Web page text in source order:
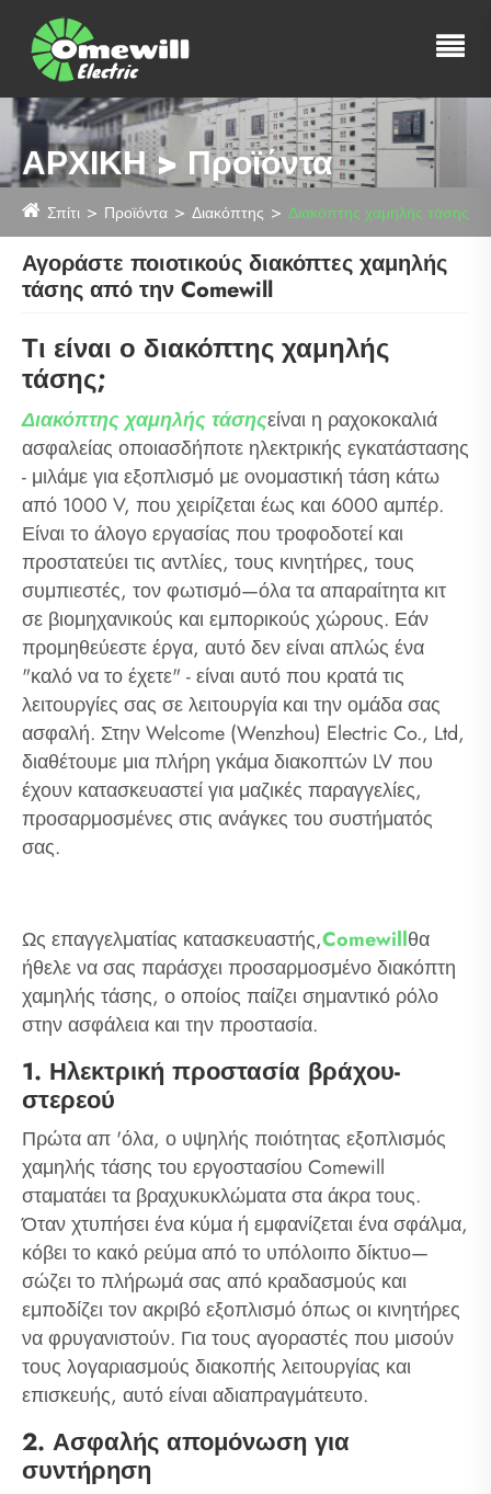
ΑΡΧΙΚΗ > Προϊόντα
Σπίτι Προϊόντα Διακόπτης Διακόπτης χαμηλής τάσης
Αγοράστε ποιοτικούς διακόπτες χαμηλής
τάσης από την Comewill
Τι είναι ο διακόπτης χαμηλής
τάσης;
Διακόπτης χαμηλής τάσηςείναι η ραχοκοκαλιά
ασφαλείας οποιασδήποτε ηλεκτρικής εγκατάστασης
- μιλάμε για εξοπλισμό με ονομαστική τάση κάτω
από 1000 V, που χειρίζεται έως και 6000 αμπέρ.
Είναι το άλογο εργασίας που τροφοδοτεί και
προστατεύει τις αντλίες, τους κινητήρες, τους
συμπιεστές, τον φωτισμό—όλα τα απαραίτητα κιτ
σε βιομηχανικούς και εμπορικούς χώρους. Εάν
προμηθεύεστε έργα, αυτό δεν είναι απλώς ένα
"καλό να το έχετε" - είναι αυτό που κρατά τις
λειτουργίες σας σε λειτουργία και την ομάδα σας
ασφαλή. Στην Welcome (Wenzhou) Electric Co., Ltd,
διαθέτουμε μια πλήρη γκάμα διακοπτών LV που
έχουν κατασκευαστεί για μαζικές παραγγελίες,
προσαρμοσμένες στις ανάγκες του συστήματός
σας.
Ως επαγγελματίας κατασκευαστής,Comewillθα
ήθελε να σας παράσχει προσαρμοσμένο διακόπτη
χαμηλής τάσης, ο οποίος παίζει σημαντικό ρόλο
στην ασφάλεια και την προστασία.
1. Ηλεκτρική προστασία βράχου-
στερεού
Πρώτα απ 'όλα, ο υψηλής ποιότητας εξοπλισμός
χαμηλής τάσης του εργοστασίου Comewill
σταματάει τα βραχυκυκλώματα στα άκρα τους.
Όταν χτυπήσει ένα κύμα ή εμφανίζεται ένα σφάλμα,
κόβει το κακό ρεύμα από το υπόλοιπο δίκτυο—
σώζει το πλήρωμά σας από κραδασμούς και
εμποδίζει τον ακριβό εξοπλισμό όπως οι κινητήρες
να φρυγανιστούν. Για τους αγοραστές που μισούν
τους λογαριασμούς διακοπής λειτουργίας και
επισκευής, αυτό είναι αδιαπραγμάτευτο.
2. Ασφαλής απομόνωση για
συντήρηση